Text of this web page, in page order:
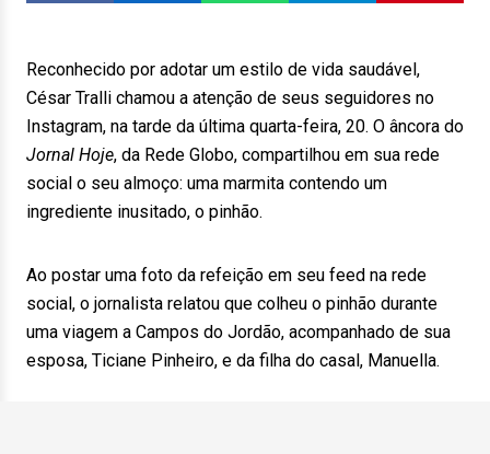
Reconhecido por adotar um estilo de vida saudável,
César Tralli chamou a atenção de seus seguidores no
Instagram, na tarde da última quarta-feira, 20. O âncora do
Jornal Hoje, da Rede Globo, compartilhou em sua rede
social o seu almoço: uma marmita contendo um
ingrediente inusitado, o pinhão.
Ao postar uma foto da refeição em seu feed na rede
social, o jornalista relatou que colheu o pinhão durante
uma viagem a Campos do Jordão, acompanhado de sua
esposa, Ticiane Pinheiro, e da filha do casal, Manuella.